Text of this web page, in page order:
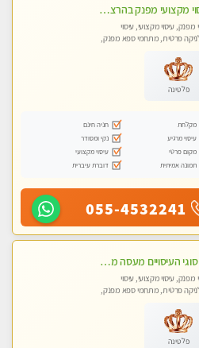
עיסוי מקצועי מפנק בהרצליה-מומלץ !!אירוח ברמה אחרת ...כולל שתיה חמה/קרה + בקבוק מים
מפנק, עיסוי מקצועי, עיסוי
פרטית, מתחמי ספא מפנק,
פלטינה
מקלחת
חניה חינם
עיסוי מרגיע
נקי ומסודר
מקום פרטי
עיסוי מקצועי
תמונה אמיתית
דוברת עיברית
055-4532241
כל סוגי העיסויים מעסה מקצועית ואיכותית פרטי!!!טל-053-6214433
מפנק, עיסוי מקצועי, עיסוי
פרטית, מתחמי ספא מפנק,
פלטינה